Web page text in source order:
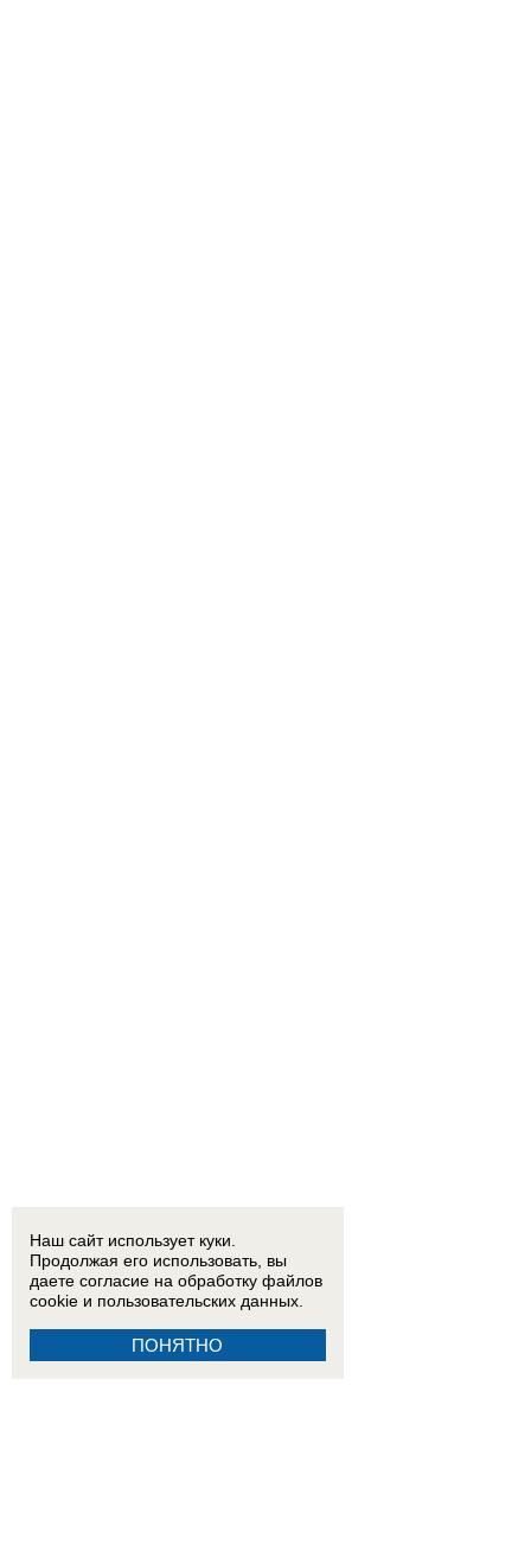
Наш сайт использует куки.
Продолжая его использовать, вы
даете согласие на обработку файлов
cookie и пользовательских данных.
ПОНЯТНО